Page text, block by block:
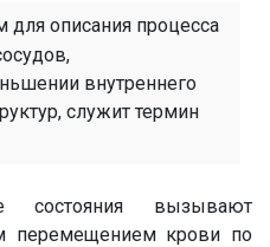
описания процесса
внутреннего
служит термин
состояния вызывают
перемещением крови по